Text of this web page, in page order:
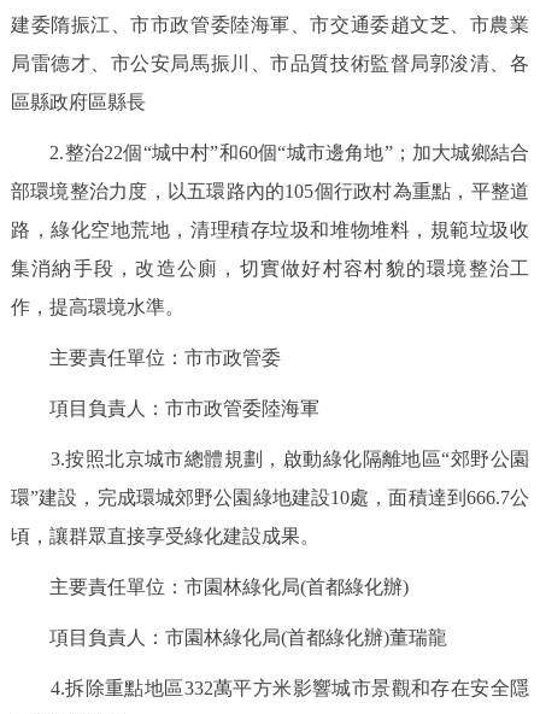
政務服務
個人服務 法人服務 部門服務
便民服務 利企服務 投資項目
仲介服務 陽光政務
政民互動
參與調查 線上訪談
走進北京
北京概況 十六區概覽
建委隋振江、市市政管委陸海軍、市交通委趙文芝、市農業
局雷德才、市公安局馬振川、市品質技術監督局郭浚清、各
區縣政府區縣長
2.整治22個“城中村”和60個“城市邊角地”；加大城鄉結合
部環境整治力度，以五環路內的105個行政村為重點，平整道
路，綠化空地荒地，清理積存垃圾和堆物堆料，規範垃圾收
集消納手段，改造公廁，切實做好村容村貌的環境整治工
作，提高環境水準。
主要責任單位：市市政管委
項目負責人：市市政管委陸海軍
3.按照北京城市總體規劃，啟動綠化隔離地區“郊野公園
環”建設，完成環城郊野公園綠地建設10處，面積達到666.7公
頃，讓群眾直接享受綠化建設成果。
主要責任單位：市園林綠化局(首都綠化辦)
項目負責人：市園林綠化局(首都綠化辦)董瑞龍
4.拆除重點地區332萬平方米影響城市景觀和存在安全隱